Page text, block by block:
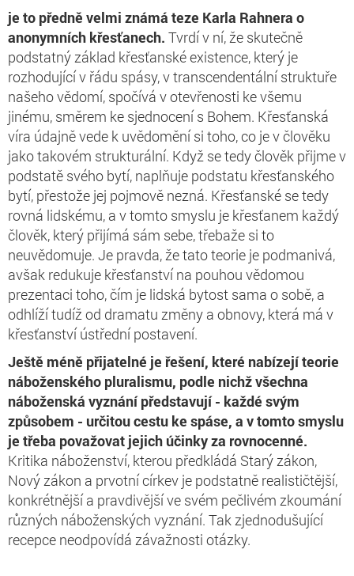
je to předně velmi známá teze Karla Rahnera o
anonymních křesťanech. Tvrdí v ní, že skutečně
podstatný základ křesťanské existence, který je
rozhodující v řádu spásy, v transcendentální struktuře
našeho vědomí, spočívá v otevřenosti ke všemu
jinému, směrem ke sjednocení s Bohem. Křesťanská
víra údajně vede k uvědomění si toho, co je v člověku
jako takovém strukturální. Když se tedy člověk přijme v
podstatě svého bytí, naplňuje podstatu křesťanského
bytí, přestože jej pojmově nezná. Křesťanské se tedy
rovná lidskému, a v tomto smyslu je křesťanem každý
člověk, který přijímá sám sebe, třebaže si to
neuvědomuje. Je pravda, že tato teorie je podmanivá,
avšak redukuje křesťanství na pouhou vědomou
prezentaci toho, čím je lidská bytost sama o sobě, a
odhlíží tudíž od dramatu změny a obnovy, která má v
křesťanství ústřední postavení.
Ještě méně přijatelné je řešení, které nabízejíteorie
náboženského pluralismu, podle nichž všechna
náboženská vyznání představují - každé svým
způsobem - určitou cestu ke spáse, a v tomto smyslu
je třeba považovat jejich účinky za rovnocenné.
Kritika náboženství, kterou předkládá Starý zákon,
Nový zákon a prvotní církev je podstatně realističtější,
konkrétnější a pravdivější ve svém pečlivém zkoumání
různých náboženských vyznání. Tak zjednodušující
recepce neodpovídá závažnosti otázky.